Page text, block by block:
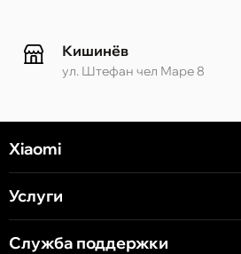
Кишинёв
ул. Штефан чел Маре 8
Xiaomi
Услуги
Служба поддержки